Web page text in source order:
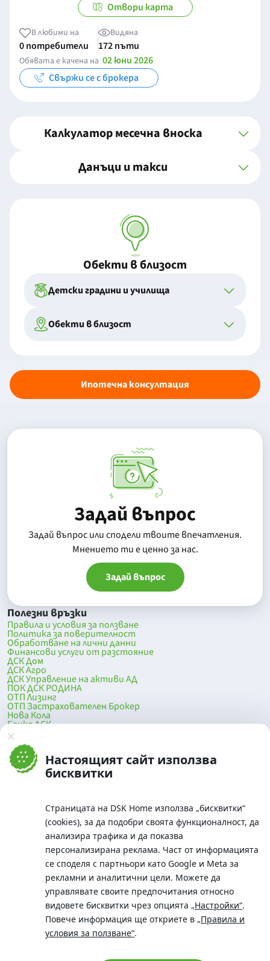
Настоящият сайт използва
бисквитки
Страницата на DSK Home използва „бисквитки“
(cookies), за да подобри своята функционалност, да
анализира трафика и да показва
персонализирана реклама. Част от информацията
се споделя с партньори като Google и Meta за
рекламни и аналитични цели. Можете да
управлявате своите предпочитания относно
видовете бисквитки чрез опцията „Настройки“.
Повече информация ще откриете в „Правила и
условия за ползване“.
Отвори карта
В любими на
0 потребители
Видяна
172 пъти
Обявата е качена на 02 юни 2026
Свържи се с брокера
Калкулатор месечна вноска
Данъци и такси
Обекти в близост
Детски градини и училища
Обекти в близост
Ипотечна консултация
Задай въпрос
Задай въпрос или сподели твоите впечатления.
Mнението ти е ценно за нас.
Задай въпрос
Полезни връзки
Правила и условия за ползване
Политика за поверителност
Обработване на лични данни
Финансови услуги от разстояние
ДСК Дом
ДСК Агро
ДСК Управление на активи АД
ПОК ДСК РОДИНА
ОТП Лизинг
ОТП Застрахователен Брокер
Нова Кола
Банка ДСК
DSK Mobile
Оферти за продажба от Банка ДСК
Клонова мрежа и банкомати
До началото на страницата
Телефон:
0700 10 375 / *2375
Московска No.19 / ул. Г. Бенковски No. 5, София 1036
SWIFT/BIC:
BIC/SWIFT на Банка ДСК: STSABGSF